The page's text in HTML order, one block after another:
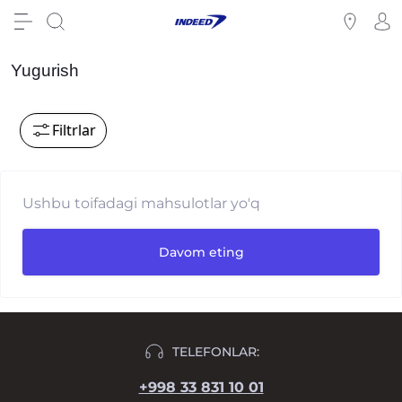
Yugurish
Filtrlar
Ushbu toifadagi mahsulotlar yo'q
Davom eting
TELEFONLAR:
+998 33 831 10 01